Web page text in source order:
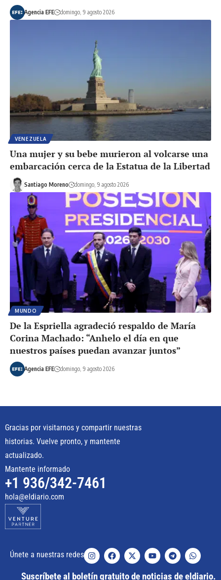
Agencia EFE domingo, 9 agosto 2026
VENEZUELA
Una mujer y su bebe murieron al volcarse una
embarcación cerca de la Estatua de la Libertad
Santiago Moreno domingo, 9 agosto 2026
MUNDO
De la Espriella agradeció respaldo de María
Corina Machado: “Anhelo el día en que
nuestros países puedan avanzar juntos”
Agencia EFE domingo, 9 agosto 2026
Gracias por visitarnos y compartir nuestras
historias. Vuelve pronto, y mantente
actualizado.
Mantente informado
+1 936/342-7461
hola@eldiario.com
Únete a nuestras redes
Suscríbete al boletín gratuito de noticias de eldiario.